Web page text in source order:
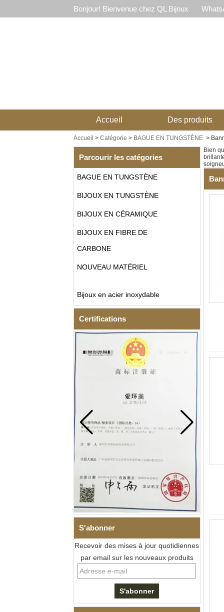
Bonjour! Bienvenue chez QL Bijoux
Accueil Des produits
Accueil > Catégorie > BAGUE EN TUNGSTÈNE>
Parcourir les catégories
BAGUE EN TUNGSTÈNE
BIJOUX EN TUNGSTÈNE
BIJOUX EN CÉRAMIQUE
BIJOUX EN FIBRE DE
CARBONE
NOUVEAU MATÉRIEL
Bijoux en acier inoxydable
Certifications
S'abonner
Recevoir des mises à jour quotidiennes
par email sur les nouveaux produits
Bracelet à maillons I en acier
inoxydable 304 en
céramique de zircone noire
Bien